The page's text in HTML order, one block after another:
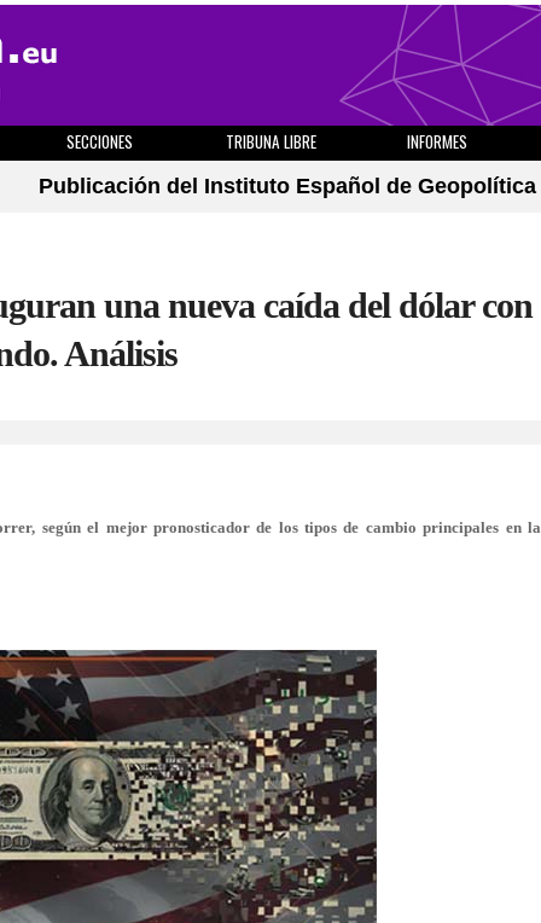
SECCIONES TRIBUNA LIBRE INFORMES
Publicación del Instituto Español de Geopolítica
una nueva caída del dólar con
Análisis
según el mejor pronosticador de los tipos de cambio principales en la